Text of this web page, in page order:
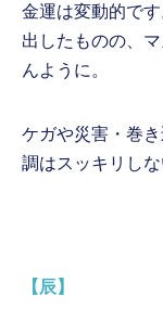
金運は変動的で
出したものの、
んように。
ケガや災害・巻
調はスッキリし
【辰】